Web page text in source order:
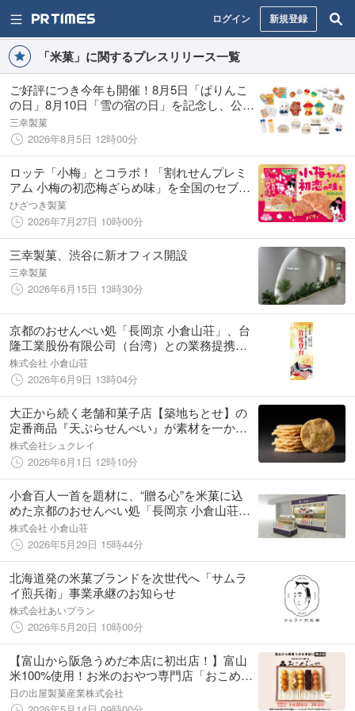
ログイン 新規登録
「米菓」に関するプレスリリース一覧
ご好評につき今年も開催！8月5日「ぱりんこ
の日」8月10日「雪の宿の日」を記念し、公式
キャラクターの多彩なグッズを期間限定でオ
ンライン販売
三幸製菓
2026年8月5日 12時00分
ロッテ「小梅」とコラボ！「割れせんプレミ
アム 小梅の初恋梅ざらめ味」を全国のセブン‐
イレブン店舗にて7月28日（火）より発売！
ひざつき製菓
2026年7月27日 10時00分
三幸製菓、渋谷に新オフィス開設
三幸製菓
2026年6月15日 13時30分
京都のおせんべい処「長岡京 小倉山荘」、台
隆工業股份有限公司（台湾）との業務提携に
より、台湾新光三越 信義A8店内に海外1号店
をオープン！
株式会社 小倉山荘
2026年6月9日 13時04分
大正から続く老舗和菓子店【築地ちとせ】の
定番商品『天ぷらせんべい』が素材を一から
見直し、さらに美味しくなりました。
株式会社シュクレイ
2026年6月1日 12時10分
小倉百人一首を題材に、“贈る心”を米菓に込
めた京都のおせんべい処「長岡京 小倉山荘」
2026年6月2日（火） 関西国際空港 国際線新
商業エリアにオープン！
株式会社 小倉山荘
2026年5月29日 15時44分
北海道発の米菓ブランドを次世代へ「サムラ
イ煎兵衛」事業承継のお知らせ
株式会社あいプラン
2026年5月20日 10時00分
【富山から阪急うめだ本店に初出店！】富山
米100%使用！お米のおやつ専門店「おこめぢ
ゃや」が阪急うめだ本店に初登場！5月20日
(水)から期間限定オープン！
日の出屋製菓産業株式会社